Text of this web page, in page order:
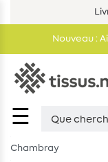
Nouveau :
☰
Chambray